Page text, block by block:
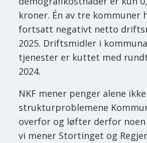
kroner. Én av tre kommuner
fortsatt negativt netto
2025. Driftsmidler i
tjenester er kuttet med
2024.
NKF mener penger alene
strukturproblemene
overfor og løfter derfor
vi mener Stortinget og